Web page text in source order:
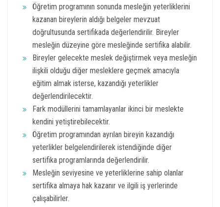
Öğretim programının sonunda mesleğin yeterliklerini
kazanan bireylerin aldığı belgeler mevzuat
doğrultusunda sertifikada değerlendirilir. Bireyler
mesleğin düzeyine göre mesleğinde sertifika alabilir.
Bireyler gelecekte meslek değiştirmek veya mesleğin
ilişkili olduğu diğer mesleklere geçmek amacıyla
eğitim almak isterse, kazandığı yeterlikler
değerlendirilecektir.
Fark modüllerini tamamlayanlar ikinci bir meslekte
kendini yetiştirebilecektir.
Öğretim programından ayrılan bireyin kazandığı
yeterlikler belgelendirilerek istendiğinde diğer
sertifika programlarında değerlendirilir.
Mesleğin seviyesine ve yeterliklerine sahip olanlar
sertifika almaya hak kazanır ve ilgili iş yerlerinde
çalışabilirler.